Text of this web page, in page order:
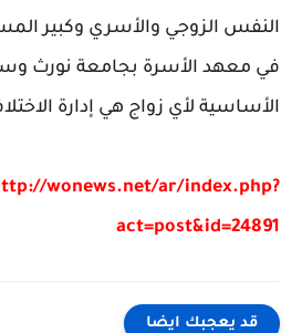
النفس الزوجي والأسري وكبير
في معهد الأسرة بجامعة نورث
الأساسية لأي زواج هي إدارة
wonews.net/ar/index.php?
act=post&id=24891
قد يعجبك ايضا